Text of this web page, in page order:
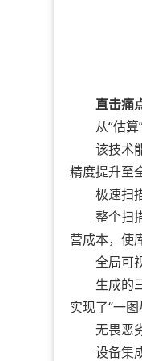
直击痛
从“估算”
该技术能
精度提升至
极速扫描
整个扫描
营成本，使
全局可视
生成的三
实现了“一图
无畏恶劣
设备集成